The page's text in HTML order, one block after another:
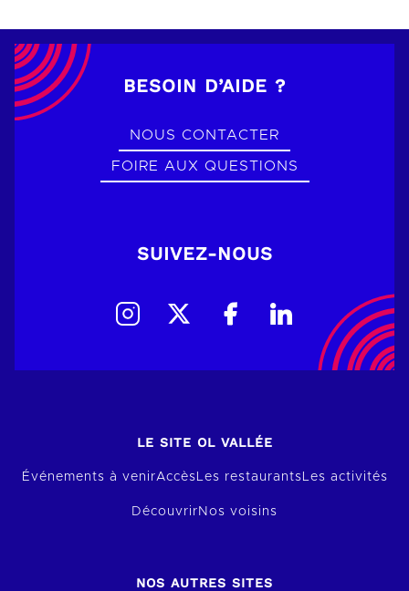
BESOIN D’AIDE ?
NOUS CONTACTER
FOIRE AUX QUESTIONS
SUIVEZ-NOUS
LE SITE OL VALLÉE
Événements à venirAccèsLes restaurantsLes activités
Découvrir Nos voisins
NOS AUTRES SITES